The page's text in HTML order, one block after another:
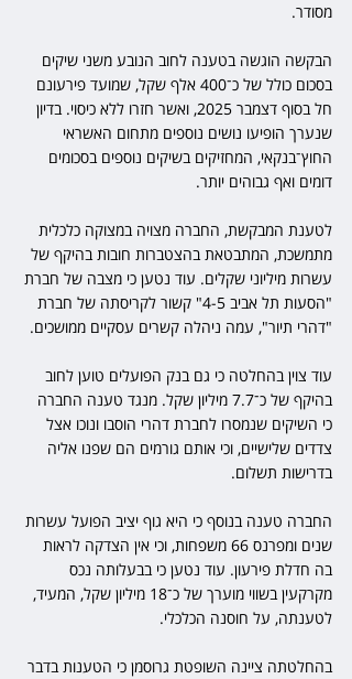
מסודר.
הבקשה הוגשה בטענה לחוב הנובע משני שיקים
בסכום כולל של כ־400 אלף שקל, שמועד פירעונם
חל בסוף דצמבר 2025, ואשר חזרו ללא כיסוי. בדיון
שנערך הופיעו נושים נוספים מתחום האשראי
החוץ־בנקאי, המחזיקים בשיקים נוספים בסכומים
דומים ואף גבוהים יותר.
לטענת המבקשת, החברה מצויה במצוקה כלכלית
מתמשכת, המתבטאת בהצטברות חובות בהיקף של
עשרות מיליוני שקלים. עוד נטען כי מצבה של חברת
"הסעות תל אביב 4-5" קשור לקריסתה של חברת
"דהרי תיור", עמה ניהלה קשרים עסקיים ממושכים.
עוד צוין בהחלטה כי גם בנק הפועלים טוען לחוב
בהיקף של כ־7.7 מיליון שקל. מנגד טענה החברה
כי השיקים שנמסרו לחברת דהרי הוסבו ונוכו אצל
צדדים שלישיים, וכי אותם גורמים הם שפנו אליה
בדרישות תשלום.
החברה טענה בנוסף כי היא גוף יציב הפועל עשרות
שנים ומפרנס 66 משפחות, וכי אין הצדקה לראות
בה חדלת פירעון. עוד נטען כי בבעלותה נכס
מקרקעין בשווי מוערך של כ־18 מיליון שקל, המעיד,
לטענתה, על חוסנה הכלכלי.
בהחלטתה ציינה השופטת גרוסמן כי הטענות בדבר